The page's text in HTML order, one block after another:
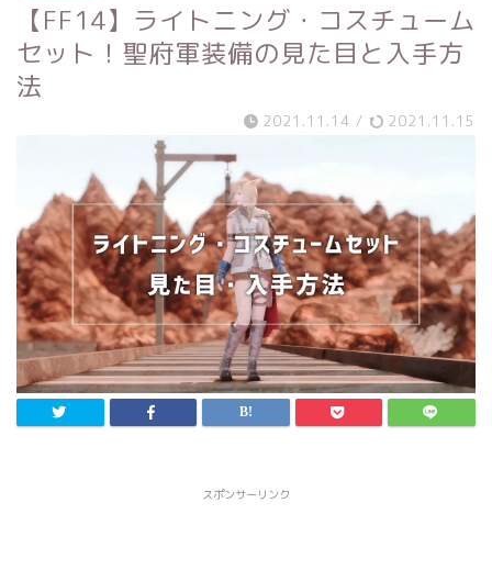
【FF14】ライトニング・コスチューム
セット！聖府軍装備の見た目と入手方
法
2021.11.14 / 2021.11.15
スポンサーリンク